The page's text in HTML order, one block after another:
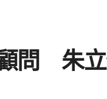
問 朱立